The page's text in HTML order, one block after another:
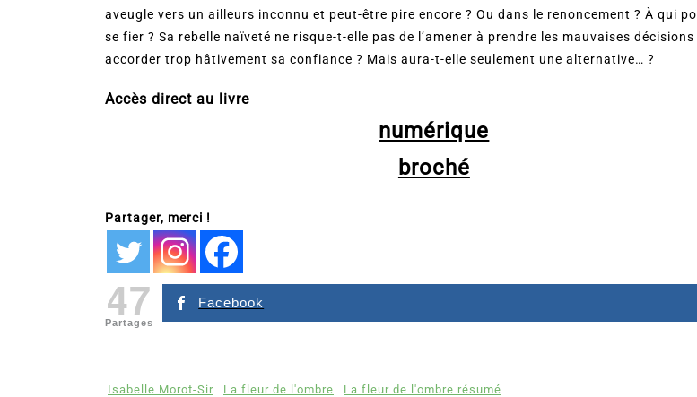
aveugle vers un ailleurs inconnu et peut-être pire encore ? Ou dans le renoncement ? À qui
se fier ? Sa rebelle naïveté ne risque-t-elle pas de l’amener à prendre les mauvaises décisions
accorder trop hâtivement sa confiance ? Mais aura-t-elle seulement une alternative… ?
Accès direct au livre
numérique
broché
Partager, merci !
47
Partages
Facebook
Isabelle Morot-Sir La fleur de l'ombre La fleur de l'ombre résumé